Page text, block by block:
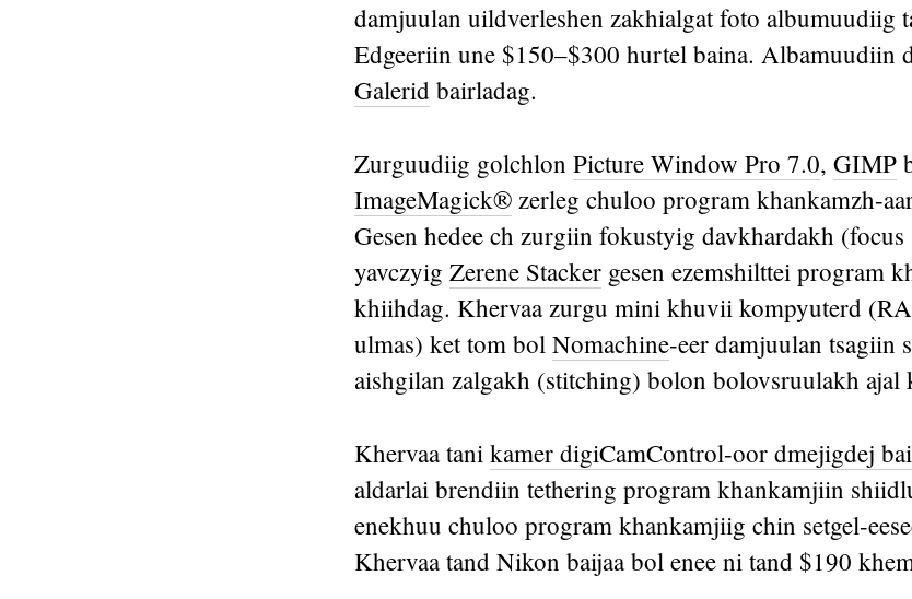
damjuulan uildverleshen zakhialgat foto albumuudiig
Edgeeriin une $150–$300 hurtel baina. Albamuudiin
Galerid bairladag.
Zurguudiig golchlon Picture Window Pro 7.0, GIMP
ImageMagick® zerleg chuloo program khankamzh-
Gesen hedee ch zurgiin fokustyig davkhardakh
yavczyig Zerene Stacker gesen ezemshilttei program
khiihdag. Khervaa zurgu mini khuvii kompyuterd
ulmas) ket tom bol Nomachine-eer damjuulan tsagiin
aishgilan zalgakh (stitching) bolon bolovsruulakh ajal
Khervaa tani kamer digiCamControl-oor dmejigdej
aldarlai brendiin tethering program khankamjiin
enekhuu chuloo program khankamjiig chin setgel-
Khervaa tand Nikon baijaa bol enee ni tand $190